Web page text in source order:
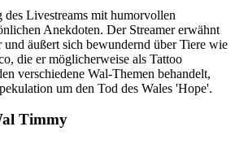
Livestreams mit humorvollen
Anekdoten. Der Streamer erwähnt
und äußert sich bewundernd über Tiere wie
die er möglicherweise als Tattoo
verschiedene Wal-Themen behandelt,
um den Tod des Wales 'Hope'.
Timmy